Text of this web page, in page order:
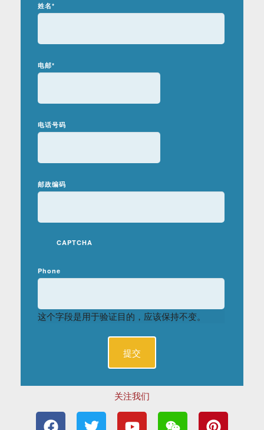
姓名*
电邮*
电话号码
邮政编码
CAPTCHA
Phone
这个字段是用于验证目的，应该保持不变。
关注我们
F T Y W P